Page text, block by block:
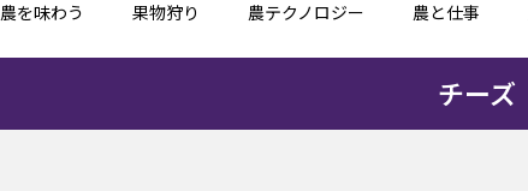
農を味わう 果物狩り 農テクノロジー 農と仕事
チーズ